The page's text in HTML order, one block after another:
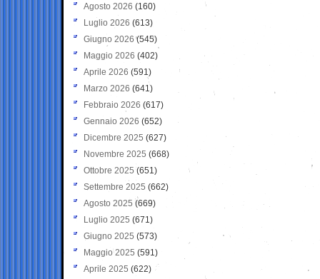
Agosto 2026 (160)
Luglio 2026 (613)
Giugno 2026 (545)
Maggio 2026 (402)
Aprile 2026 (591)
Marzo 2026 (641)
Febbraio 2026 (617)
Gennaio 2026 (652)
Dicembre 2025 (627)
Novembre 2025 (668)
Ottobre 2025 (651)
Settembre 2025 (662)
Agosto 2025 (669)
Luglio 2025 (671)
Giugno 2025 (573)
Maggio 2025 (591)
Aprile 2025 (622)